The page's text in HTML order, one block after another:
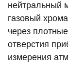
нейтральный
газовый
через
отверстия
измерения